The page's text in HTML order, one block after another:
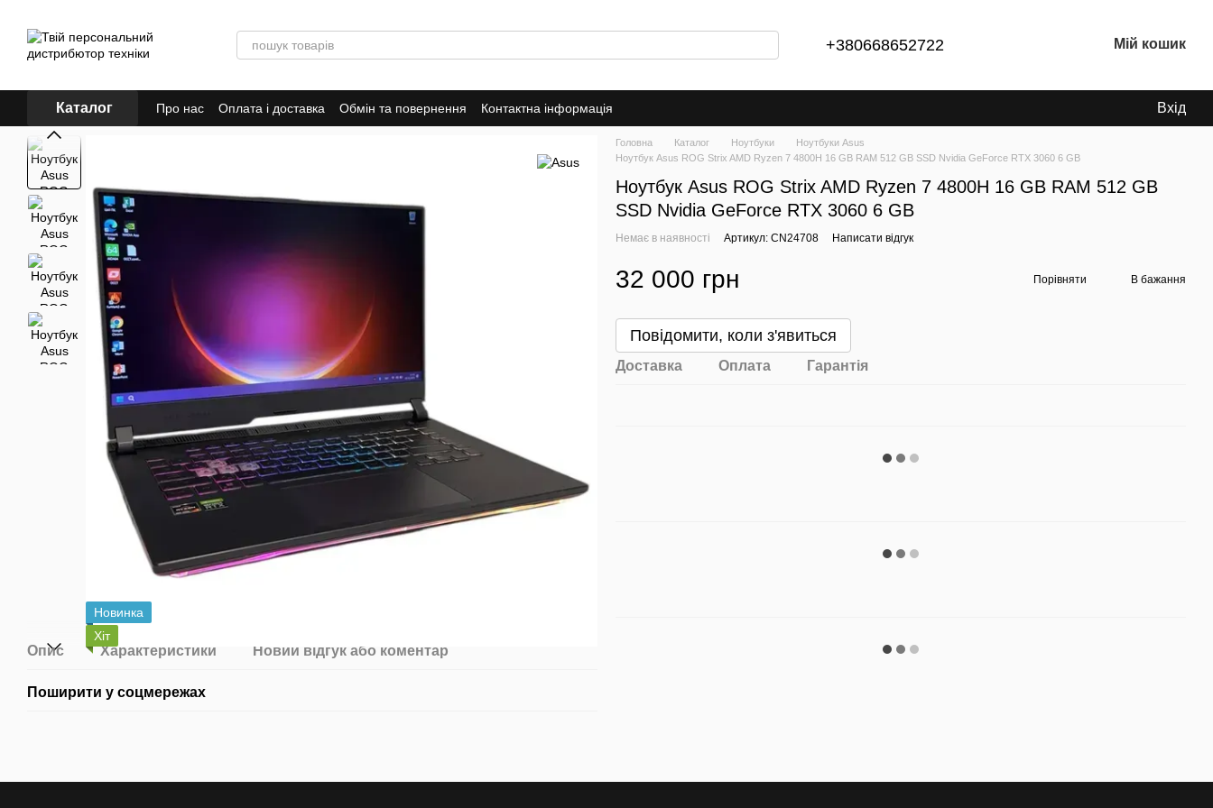
+380668652722 Мій кошик
Каталог Про нас Оплата і доставка Обмін та повернення Контактна інформація Вхід
Новинка
Хіт
Опис Характеристики Новий відгук або коментар
Поширити у соцмережах
Головна Каталог Ноутбуки
Ноутбуки Asus
Ноутбук Asus ROG Strix AMD Ryzen 7 4800H 16 GB RAM 512 GB SSD Nvidia GeForce RTX 3060 6 GB
Ноутбук Asus ROG Strix AMD Ryzen 7 4800H 16 GB RAM 512 GB
SSD Nvidia GeForce RTX 3060 6 GB
Немає в наявності Артикул: CN24708 Написати відгук
32 000 грн Порівняти В бажання
Повідомити, коли з'явиться
Доставка Оплата Гарантія